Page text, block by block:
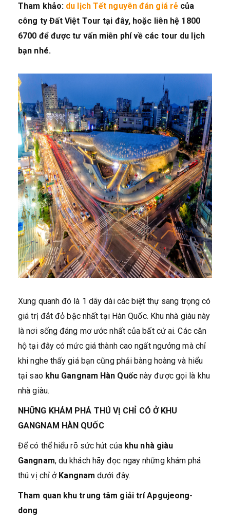
Tham khảo: du lịch Tết nguyên đán giá rẻ của
công ty Đất Việt Tour tại đây, hoặc liên hệ 1800
6700 để được tư vấn miễn phí về các tour du lịch
bạn nhé.
Xung quanh đó là 1 dãy dài các biệt thự sang trọng có
giá trị đắt đỏ bậc nhất tại Hàn Quốc. Khu nhà giàu này
là nơi sống đáng mơ ước nhất của bất cứ ai. Các căn
hộ tại đây có mức giá thành cao ngất ngưởng mà chỉ
khi nghe thấy giá bạn cũng phải bàng hoàng và hiểu
tại sao khu Gangnam Hàn Quốcnày được gọi là khu
nhà giàu.
NHỮNG KHÁM PHÁ THÚ VỊ CHỈ CÓ Ở KHU
GANGNAM HÀN QUỐC
Để có thể hiểu rõ sức hút của khu nhà giàu
Gangnam, du khách hãy đọc ngay những khám phá
thú vị chỉ ở Kangnam dưới đây.
Tham quan khu trung tâm giải trí Apgujeong-
dong